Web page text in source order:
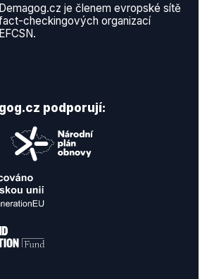
Demagog.cz je členem evropské sítě
checkingových organizací
EFCSN.
podporují: